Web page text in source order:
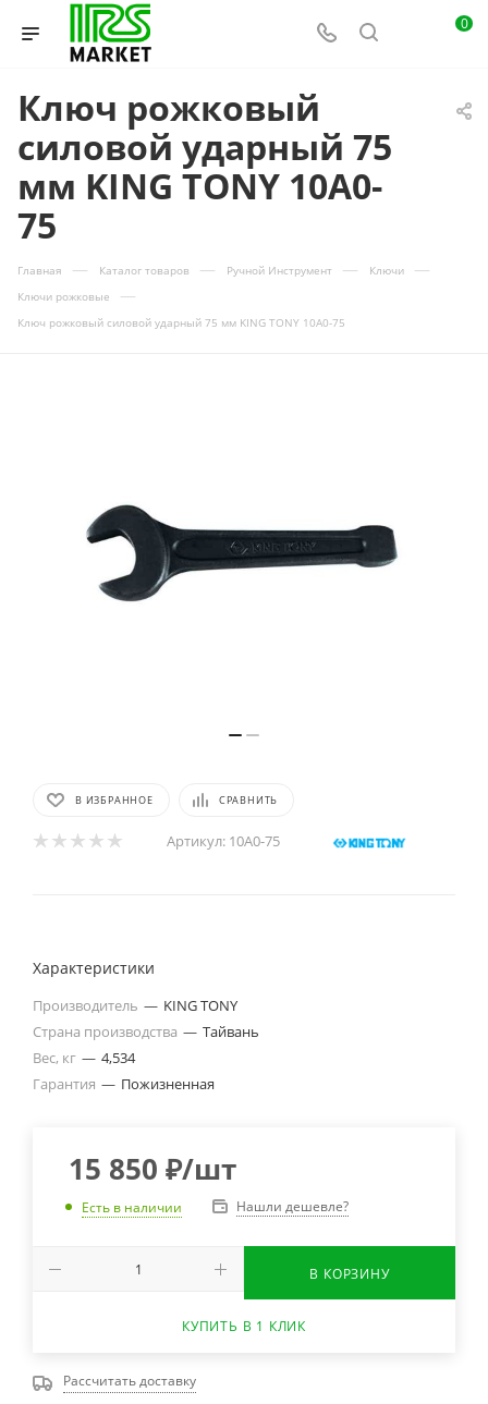
0
Ключ рожковый
силовой ударный 75
мм KING TONY 10A0-
75
Главная — Каталог товаров — Ручной Инструмент — Ключи —
Ключи рожковые —
Ключ рожковый силовой ударный 75 мм KING TONY 10A0-75
В ИЗБРАННОЕ СРАВНИТЬ
Артикул: 10A0-75
Характеристики
Производитель — KING TONY
Страна производства — Тайвань
Вес, кг — 4,534
Гарантия — Пожизненная
15 850 ₽/шт
Есть в наличии Нашли дешевле?
В КОРЗИНУ
КУПИТЬ В 1 КЛИК
Рассчитать доставку